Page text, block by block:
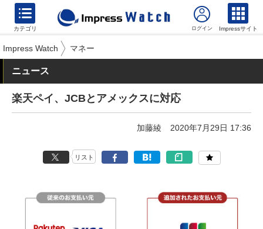
カテゴリ Impressサイト
Impress Watch マネー
ニュース
楽天ペイ、JCBとアメックスに対応
加藤綾 2020年7月29日 17:36
リスト